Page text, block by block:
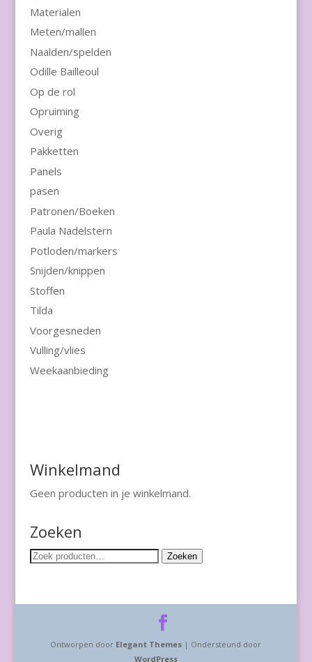
Materialen
Meten/mallen
Naalden/spelden
Odille Bailleoul
Op de rol
Opruiming
Overig
Pakketten
Panels
pasen
Patronen/Boeken
Paula Nadelstern
Potloden/markers
Snijden/knippen
Stoffen
Tilda
Voorgesneden
Vulling/vlies
Weekaanbieding
Winkelmand
Geen producten in je winkelmand.
Zoeken
Zoeken
Zoeken
Ontworpen door Elegant Themes | Ondersteund door
WordPress